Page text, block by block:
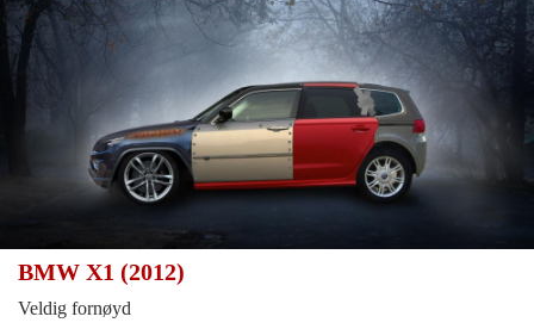
BMW X1 (2012)
Veldig fornøyd